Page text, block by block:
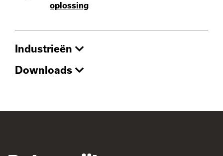
oplossing
Industrieën
Downloads